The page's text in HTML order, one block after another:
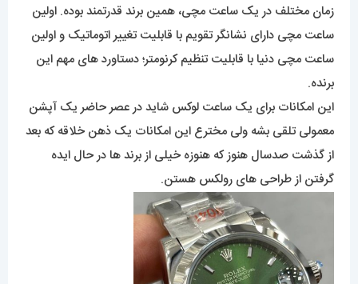
زمان مختلف در یک ساعت مچی، همین برند قدرتمند بوده. اولین
ساعت مچی دارای نشانگر تقویم با قابلیت تغییر اتوماتیک و اولین
ساعت مچی دنیا با قابلیت تنظیم کرنومتر؛ دستاورد های مهم این
برنده.
این امکانات برای یک ساعت لوکس شاید در عصر حاضر یک آپشن
معمولی تلقی بشه ولی مخترع این امکانات یک ذهن خلاقه که بعد
از گذشت صدسال هنوز که هنوزه خیلی از برند ها در حال ایده
گرفتن از طراحی های رولکس هستن.